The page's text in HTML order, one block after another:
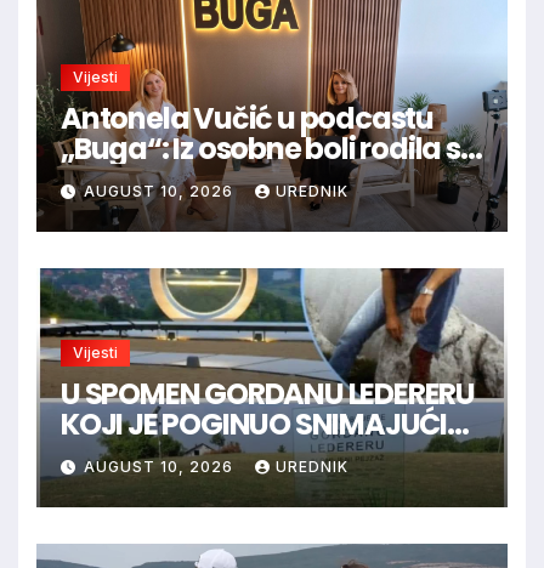
Vijesti
Antonela Vučić u podcastu
„Buga“: Iz osobne boli rodila se
„Kuća nade“ za onkološke
pacijente
AUGUST 10, 2026 UREDNIK
Vijesti
U SPOMEN GORDANU LEDERERU
KOJI JE POGINUO SNIMAJUĆI
ISTINU
AUGUST 10, 2026 UREDNIK